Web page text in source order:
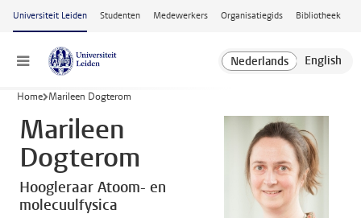
Ga naar hoofdinhoud
Universiteit Leiden Studenten Medewerkers Organisatiegids Bibliotheek
Menu
Home Marileen Dogterom
Marileen
Dogterom
Hoogleraar Atoom- en
molecuulfysica